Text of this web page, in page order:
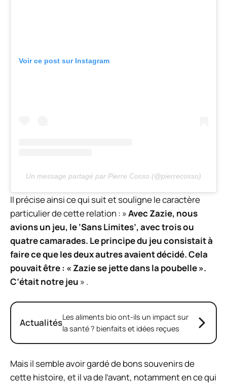
Voir ce post sur Instagram
Un message partagé par Pierre Cosso (@pierrecosso)
Il précise ainsi ce qui suit et souligne le caractère
particulier de cette relation : »Avec Zazie, nous
avions un jeu, le ‘Sans Limites’, avec trois ou
quatre camarades. Le principe du jeu consistait à
faire ce que les deux autres avaient décidé. Cela
pouvait être : « Zazie se jette dans la poubelle ».
C’était notre jeu » .
ActualitésLes aliments bio ont-ils un impact sur
la santé ? bienfaits et idées reçues
Mais il semble avoir gardé de bons souvenirs de
cette histoire, et il va de l’avant, notamment en ce qui